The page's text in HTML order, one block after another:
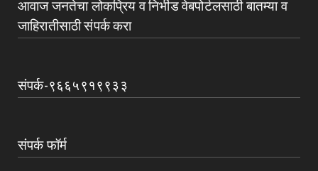
UNCATEGORIZED
दत्तनगर येथे महाराजस्व समाधान शिबिराचे आयोजन
आवाज जनतेचा लोकप्रिय व निर्भीड वेबपोर्टलसाठी बातम्या व
जाहिरातीसाठी संपर्क करा
संपर्क-९६६५९१९९३३
संपर्क फॉर्म